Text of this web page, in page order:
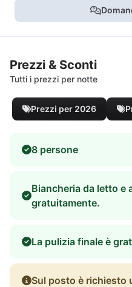
Prezzi & Sconti
Tutti i prezzi per notte
Prezzi per 2026
8 persone
Biancheria da letto e
gratuitamente.
La pulizia finale è
Sul posto è richiesto